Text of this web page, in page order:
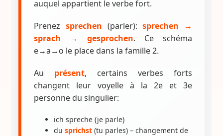
auquel appartient le verbe fort.
Prenez sprechen (parler):sprechen →
sprach → gesprochen. Ce schéma
e→a→o le place dans la famille 2.
Au présent, certains verbes forts
changent leur voyelle à la 2e et 3e
personne du singulier:
ich spreche (je parle)
dusprichst (tu parles) – changement de